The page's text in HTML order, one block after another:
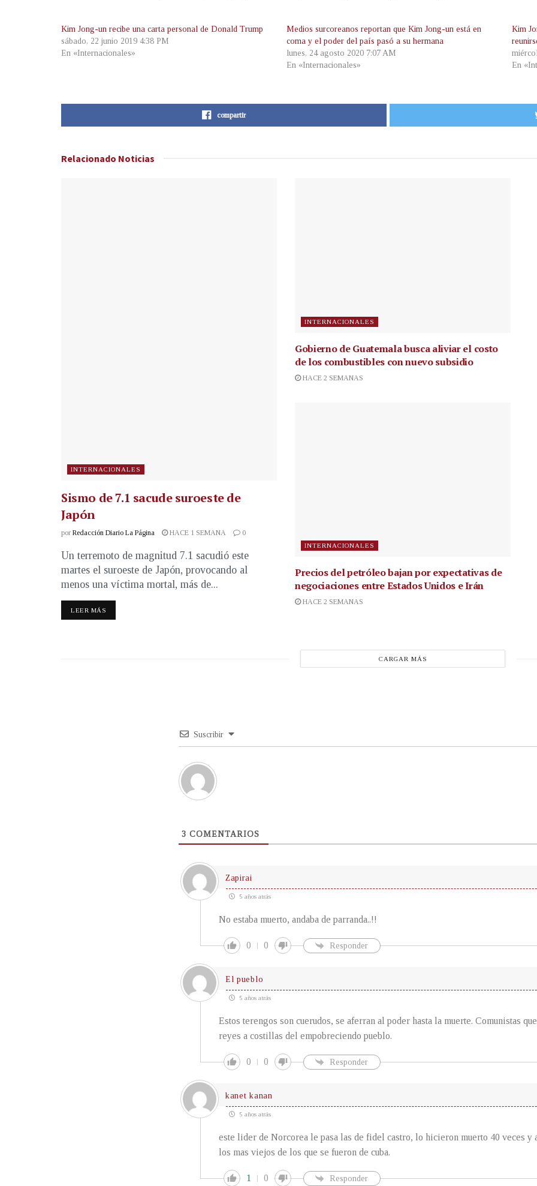
Kim Jong-un recibe una carta personal de Donald Trump
sábado, 22 junio 2019 4:38 PM
En «Internacionales»
Medios surcoreanos reportan que Kim Jong-un está en
coma y el poder del país pasó a su hermana
lunes, 24 agosto 2020 7:07 AM
En «Internacionales»
Kim
En
compartir
Relacionado Noticias
INTERNACIONALES
Sismo de 7.1 sacude suroeste de
Japón
por Redacción Diario La Página HACE 1 SEMANA 0
Un terremoto de magnitud 7.1 sacudió este
martes el suroeste de Japón, provocando al
menos una víctima mortal, más de...
LEER MÁS
INTERNACIONALES
Gobierno de Guatemala busca aliviar el costo
de los combustibles con nuevo subsidio
HACE 2 SEMANAS
INTERNACIONALES
Precios del petróleo bajan por expectativas de
negociaciones entre Estados Unidos e Irán
HACE 2 SEMANAS
CARGAR MÁS
Suscribir
3 COMENTARIOS
Zapirai
5 años atrás
No estaba muerto, andaba de parranda..!!
0 0 Responder
El pueblo
5 años atrás
Estos terengos son cuerudos, se aferran al poder hasta la muerte. Comunistas
reyes a costillas del empobreciendo pueblo.
0 0 Responder
kanet kanan
5 años atrás
este lider de Norcorea le pasa las de fidel castro, lo hicieron muerto 40 veces y
los mas viejos de los que se fueron de cuba.
1 0 Responder